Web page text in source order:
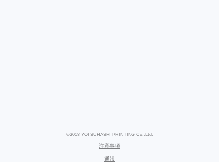
©2018 YOTSUHASHI PRINTING Co.,Ltd.
注意事項
通報